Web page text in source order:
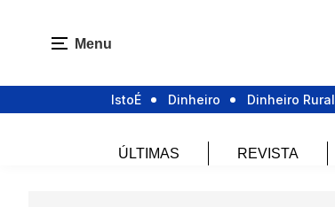
Menu
IstoÉ Dinheiro Dinheiro Rural
ÚLTIMAS REVISTA